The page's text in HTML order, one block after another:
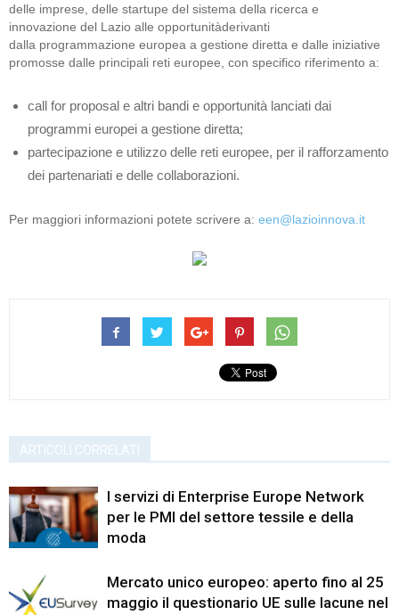
delle imprese, delle startupe del sistema della ricerca e
innovazione del Lazio alle opportunitàderivanti
dalla programmazione europea a gestione diretta e dalle iniziative
promosse dalle principali reti europee, con specifico riferimento a:
call for proposal e altri bandi e opportunità lanciati dai
programmi europei a gestione diretta;
partecipazione e utilizzo delle reti europee, per il rafforzamento
dei partenariati e delle collaborazioni.
Per maggiori informazioni potete scrivere a: een@lazioinnova.it
ARTICOLI CORRELATI
I servizi di Enterprise Europe Network
per le PMI del settore tessile e della
moda
Mercato unico europeo: aperto fino al 25
maggio il questionario UE sulle lacune nel